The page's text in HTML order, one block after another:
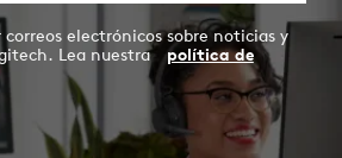
electrónicos sobre noticias y
Lea nuestra política de